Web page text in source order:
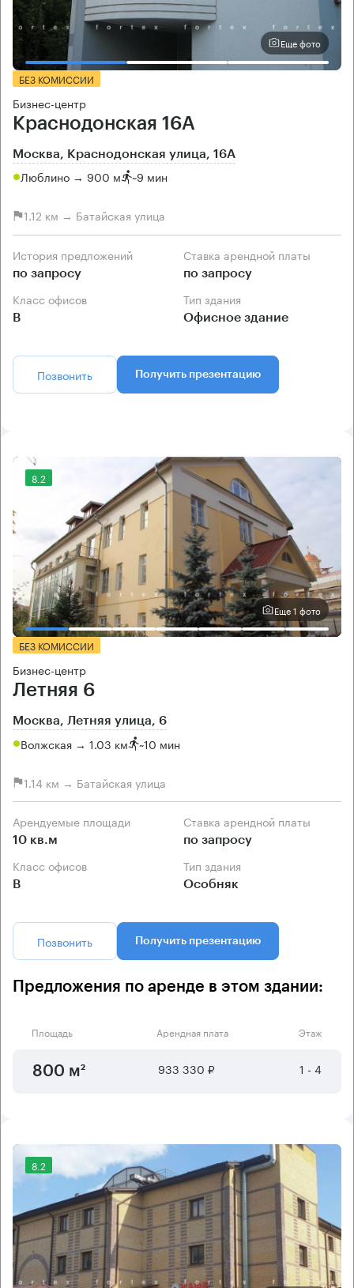
Еще фото
БЕЗ КОМИССИИ
Бизнес-центр
Краснодонская 16А
Москва, Краснодонская улица, 16А
Люблино → 900 м ~9 мин
1.12 км → Батайская улица
История предложений
по запросу
Ставка арендной платы
по запросу
Класс офисов
B
Тип здания
Офисное здание
Позвонить Получить презентацию
8.2
Еще 1 фото
БЕЗ КОМИССИИ
Бизнес-центр
Летняя 6
Москва, Летняя улица, 6
Волжская → 1.03 км ~10 мин
1.14 км → Батайская улица
Арендуемые площади
10 кв.м
Ставка арендной платы
по запросу
Класс офисов
B
Тип здания
Особняк
Позвонить Получить презентацию
Предложения по аренде в этом здании:
Площадь Арендная плата Этаж
800 м² 933 330 ₽ 1 - 4
8.2